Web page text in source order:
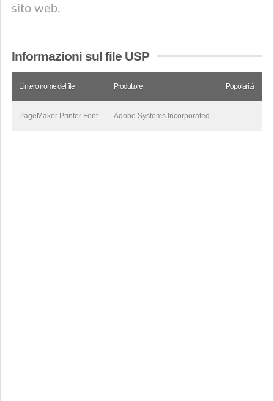
sito web.
Informazioni sul file USP
L’intero nome del file Produttore Popolarità
PageMaker Printer Font Adobe Systems Incorporated